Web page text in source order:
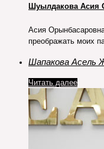
Шуылдакова Асия
Асия
преображать моих
Шапакова Асель
Читать далее